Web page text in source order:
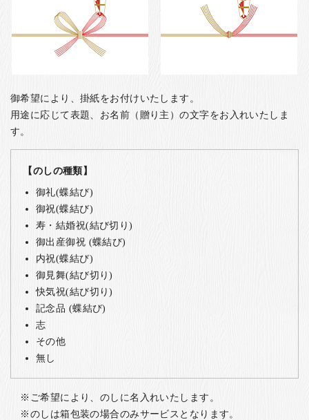
御希望により、掛紙をお付けいたします。
用途に応じて表題、お名前（贈り主）の文字をお入れいたしま
す。
【のしの種類】
御礼(蝶結び)
御祝(蝶結び)
寿・結婚祝(結び切り)
御出産御祝 (蝶結び)
内祝(蝶結び)
御見舞(結び切り)
快気祝(結び切り)
記念品 (蝶結び)
志
その他
無し
ご希望により、のしに名入れいたします。
のしは箱包装の場合のみサービスとなります。